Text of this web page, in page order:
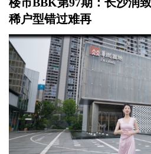
稀户型错过难再